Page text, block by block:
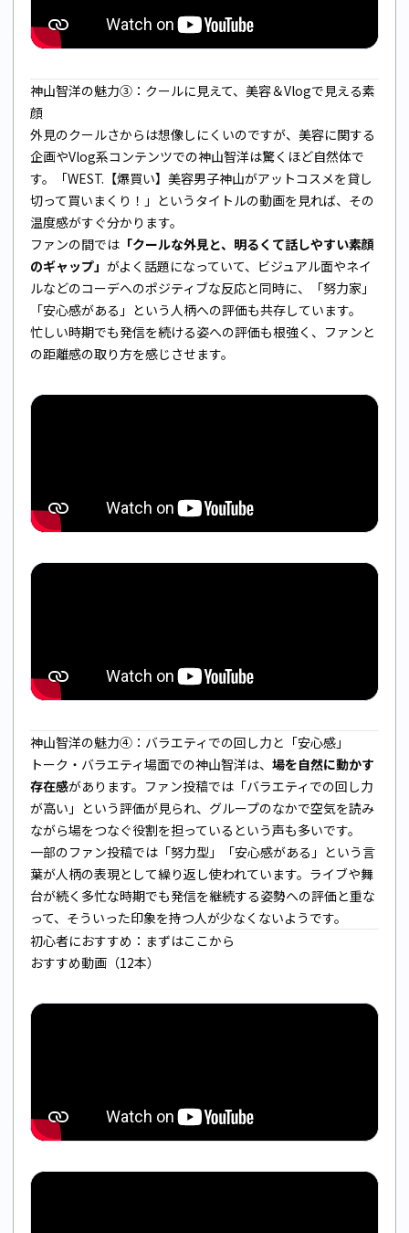
神山智洋の魅力③：クールに見えて、美容＆Vlogで見える素
顔
外見のクールさからは想像しにくいのですが、美容に関する
企画やVlog系コンテンツでの神山智洋は驚くほど自然体で
す。「WEST.【爆買い】美容男子神山がアットコスメを貸し
切って買いまくり！」というタイトルの動画を見れば、その
温度感がすぐ分かります。
ファンの間では 「クールな外見と、明るくて話しやすい素顔
のギャップ」 がよく話題になっていて、ビジュアル面やネイ
ルなどのコーデへのポジティブな反応と同時に、「努力家」
「安心感がある」という人柄への評価も共存しています。
忙しい時期でも発信を続ける姿への評価も根強く、ファンと
の距離感の取り方を感じさせます。
神山智洋の魅力④：バラエティでの回し力と「安心感」
トーク・バラエティ場面での神山智洋は、 場を自然に動かす
存在感があります。ファン投稿では「バラエティでの回し力
が高い」という評価が見られ、グループのなかで空気を読み
ながら場をつなぐ役割を担っているという声も多いです。
一部のファン投稿では「努力型」「安心感がある」という言
葉が人柄の表現として繰り返し使われています。ライブや舞
台が続く多忙な時期でも発信を継続する姿勢への評価と重な
って、そういった印象を持つ人が少なくないようです。
初心者におすすめ：まずはここから
おすすめ動画（12本）